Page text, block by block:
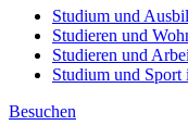
Studium und
Studieren und
Studieren und
Studium und Sport
Besuchen